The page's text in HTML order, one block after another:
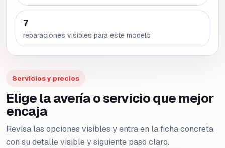
7
reparaciones visibles para este modelo
Servicios y precios
Elige la avería o servicio que mejor
encaja
Revisa las opciones visibles y entra en la ficha concreta
con su detalle visible y siguiente paso claro.